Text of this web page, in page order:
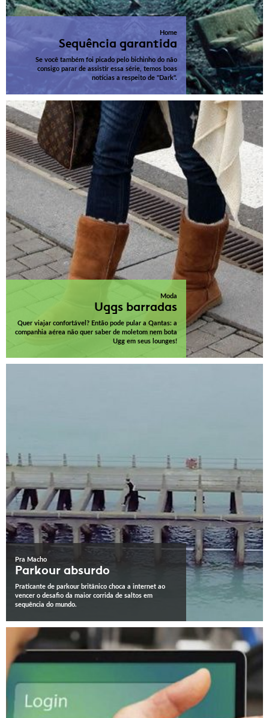
Home
Sequência garantida
Se você também foi picado pelo bichinho do não
consigo parar de assistir essa série, temos boas
notícias a respeito de "Dark".
Moda
Uggs barradas
Quer viajar confortável? Então pode pular a Qantas: a
companhia aérea não quer saber de moletom nem bota
Ugg em seus lounges!
Pra Macho
Parkour absurdo
Praticante de parkour britânico choca a internet ao
vencer o desafio da maior corrida de saltos em
sequência do mundo.